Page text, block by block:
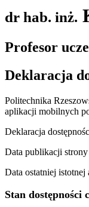
dr hab. inż.
Profesor
Deklaracja
Politechnika
aplikacji mobilnych
Deklaracja
Data publikacji
Data ostatniej istotnej
Stan dostępności